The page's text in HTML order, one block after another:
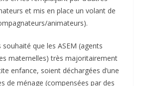
et mis en place un volant de
animateurs).
souhaité que les ASEM (agents
maternelles) très majoritairement
enfance, soient déchargées d’une
de ménage (compensées par des